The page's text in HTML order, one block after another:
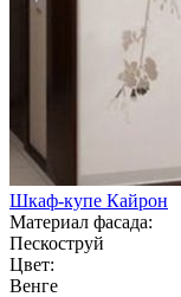
Шкаф-купе Кайрон
Материал фасада:
Пескоструй
Цвет:
Венге